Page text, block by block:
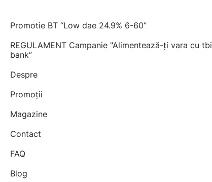
Promotie BT “Low dae 24.9% 6-60”
REGULAMENT Campanie "Alimentează-ți vara cu tbi
bank”
Despre
Promoții
Magazine
Contact
FAQ
Blog